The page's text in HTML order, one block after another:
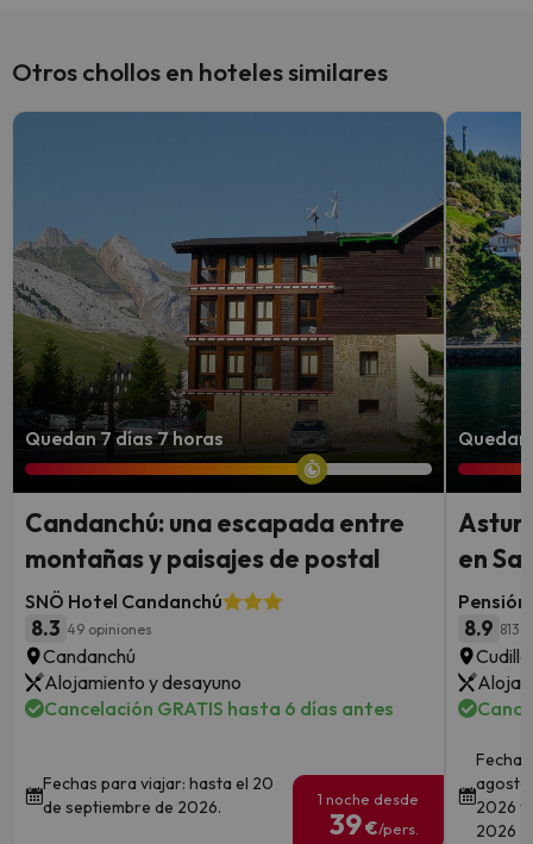
Otros chollos en hoteles similares
Quedan 7 días 7 horas
Candanchú: una escapada entre
montañas y paisajes de postal
SNÖ Hotel Candanchú
8.3 49 opiniones
Candanchú
Alojamiento y desayuno
Cancelación GRATIS hasta 6 días antes
Fechas para viajar: hasta el 20
de septiembre de 2026.
1 noche desde
39€/pers.
en
Pensión
8.9 813
agosto
2026 y
2026